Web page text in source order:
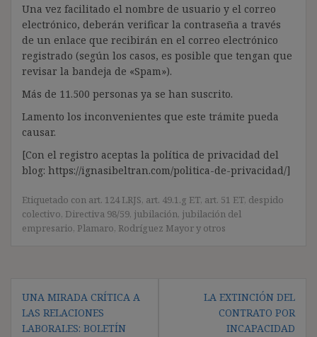
Una vez facilitado el nombre de usuario y el correo
electrónico, deberán verificar la contraseña a través
de un enlace que recibirán en el correo electrónico
registrado (según los casos, es posible que tengan que
revisar la bandeja de «Spam»).
Más de 11.500 personas ya se han suscrito.
Lamento los inconvenientes que este trámite pueda
causar.
[Con el registro aceptas la política de privacidad del
blog: https://ignasibeltran.com/politica-de-privacidad/]
Etiquetado con art. 124 LRJS, art. 49.1.g ET, art. 51 ET, despido
colectivo, Directiva 98/59, jubilación, jubilación del
empresario, Plamaro, Rodríguez Mayor y otros
Navegación
de
entradas
UNA MIRADA CRÍTICA A
LAS RELACIONES
LABORALES: BOLETÍN
LA EXTINCIÓN DEL
CONTRATO POR
INCAPACIDAD